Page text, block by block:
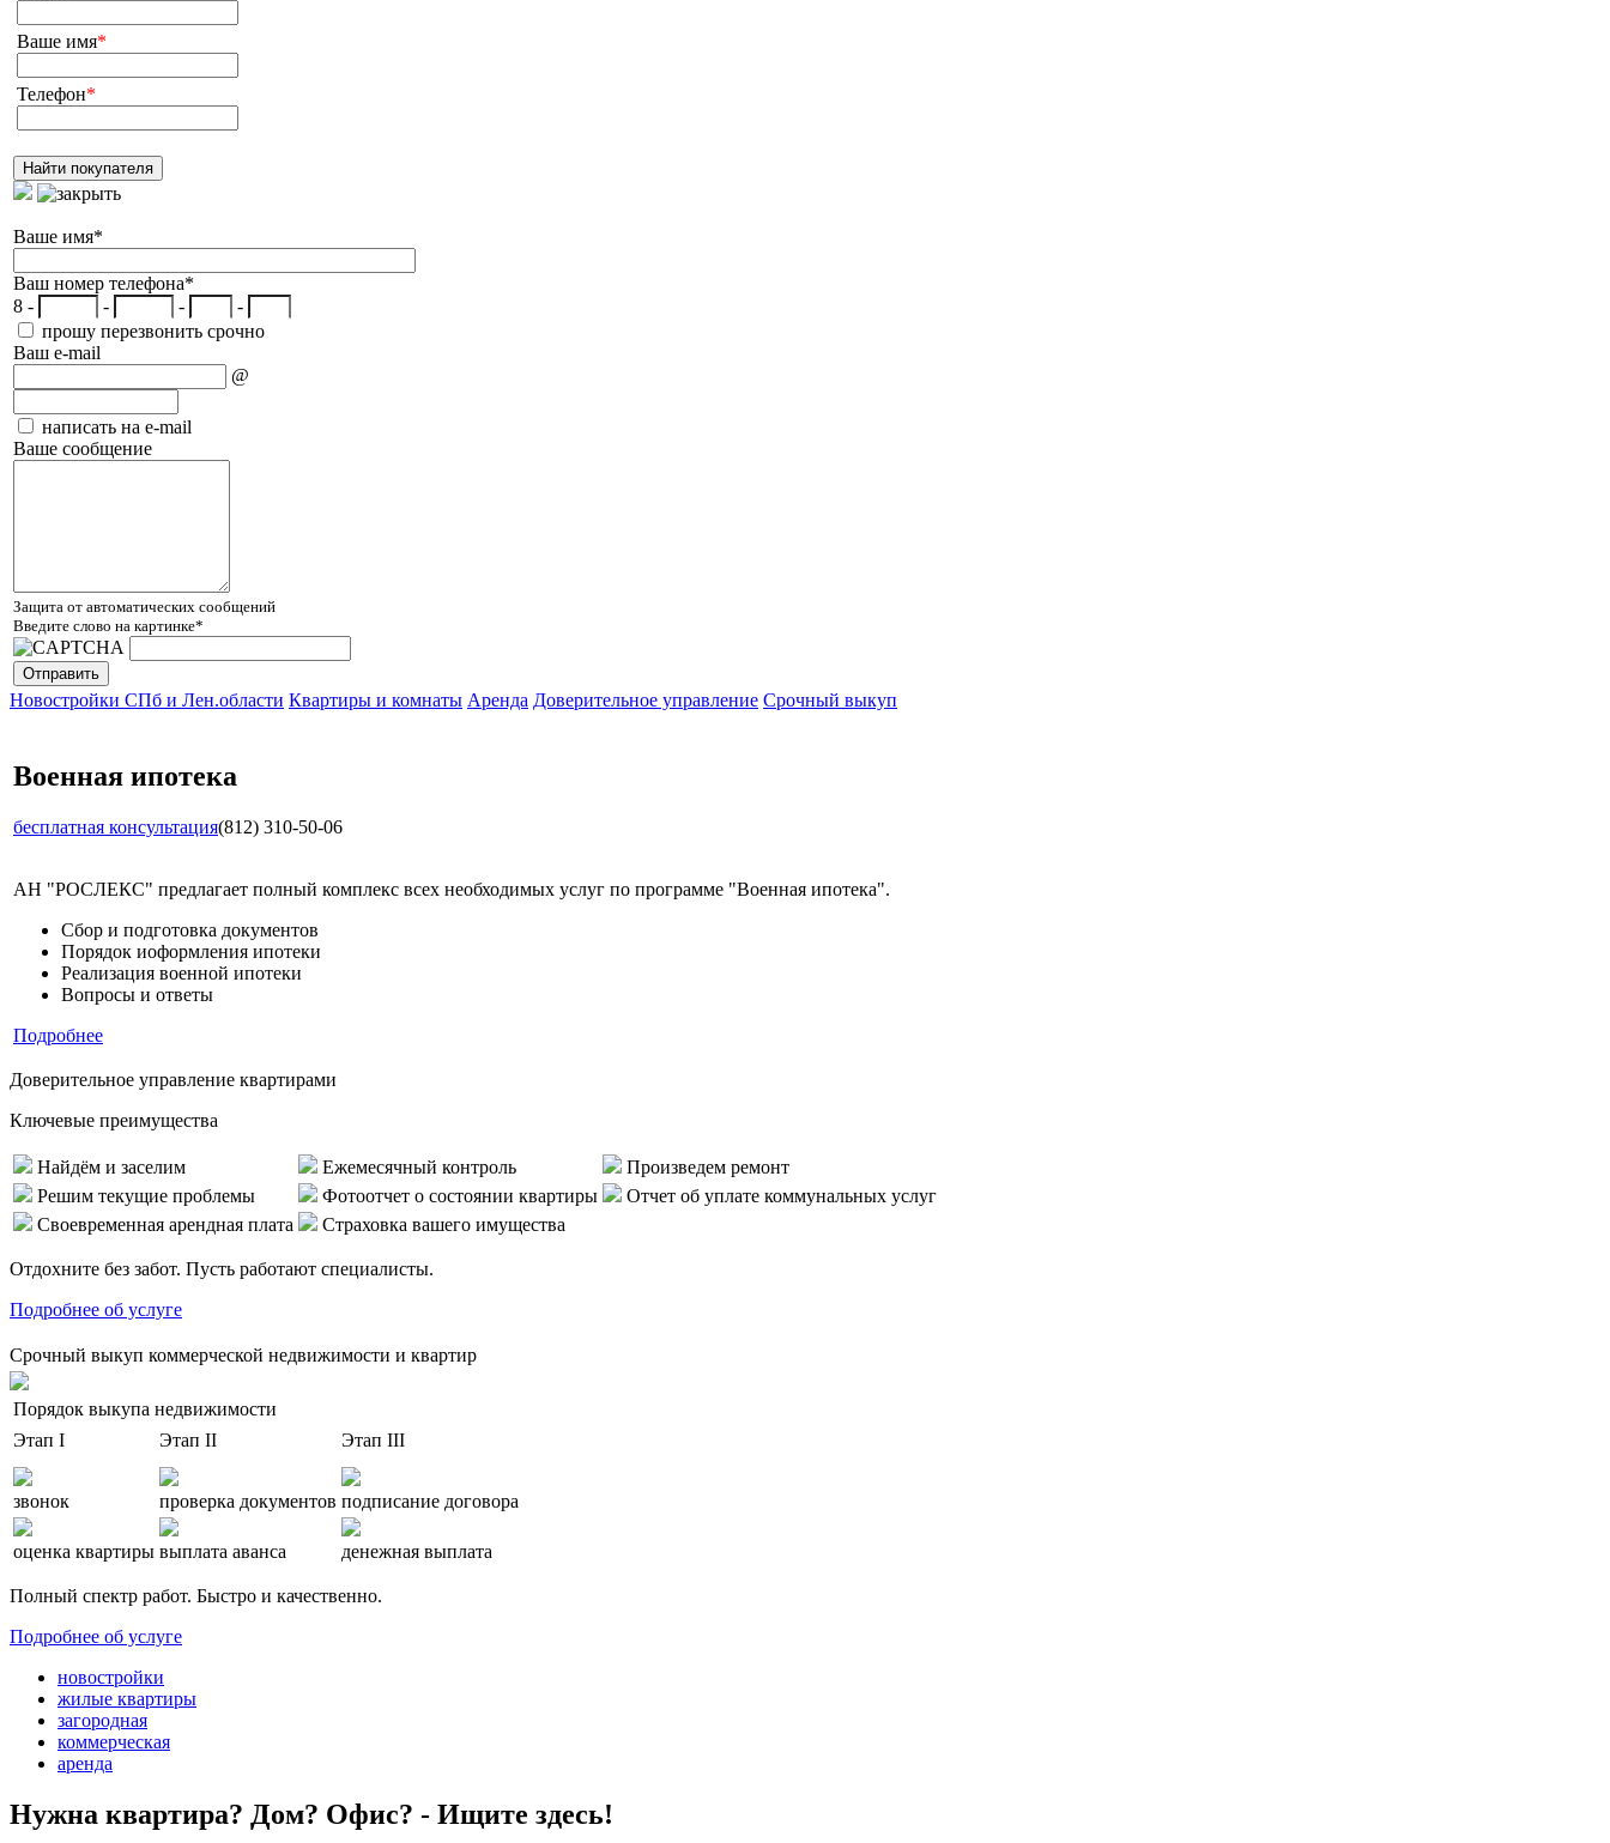
Ваше имя*
Телефон*
Ваше имя*
Ваш номер телефона*
8 -
- -
-
прошу перезвонить срочно
Ваш e-mail
@
написать на e-mail
Ваше сообщение
Защита от автоматических сообщений
Введите слово на картинке*
Новостройки СПб и Лен.области Квартиры и комнаты Аренда Доверительное управление Срочный выкуп
Военная ипотека
бесплатная консультация(812) 310-50-06
АН "РОСЛЕКС" предлагает полный комплекс всех необходимых услуг по программе "Военная ипотека".
Сбор и подготовка документов
Порядок иоформления ипотеки
Реализация военной ипотеки
Вопросы и ответы
Подробнее
Доверительное управление квартирами
Ключевые преимущества
Найдём и заселим Ежемесячный контроль
Произведем ремонт
Решим текущие проблемы
Фотоотчет о состоянии квартиры
Отчет об уплате коммунальных услуг
Своевременная арендная плата
Страховка вашего имущества
Отдохните без забот. Пусть работают специалисты.
Подробнее об услуге
Срочный выкуп коммерческой недвижимости и квартир
Порядок выкупа недвижимости
Этап I
Этап II Этап III
звонок проверка документов подписание договора
оценка квартиры выплата аванса денежная выплата
Полный спектр работ. Быстро и качественно.
Подробнее об услуге
новостройки
жилые квартиры
загородная
коммерческая
аренда
Нужна квартира? Дом? Офис? - Ищите здесь!